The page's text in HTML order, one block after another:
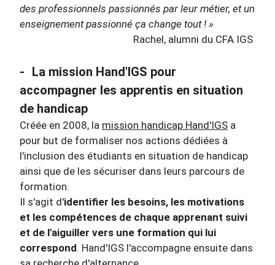
des professionnels passionnés par leur métier, et un
enseignement passionné ça change tout ! »
Rachel, alumni du CFA IGS
- La mission Hand'IGS pour
accompagner les apprentis en situation
de handicap
Créée en 2008, la mission handicap Hand'IGS a
pour but de formaliser nos actions dédiées à
l'inclusion des étudiants en situation de handicap
ainsi que de les sécuriser dans leurs parcours de
formation.
Il s'agit d'identifier les besoins, les motivations
et les compétences de chaque apprenant suivi
et de l'aiguiller vers une formation qui lui
correspond. Hand'IGS l'accompagne ensuite dans